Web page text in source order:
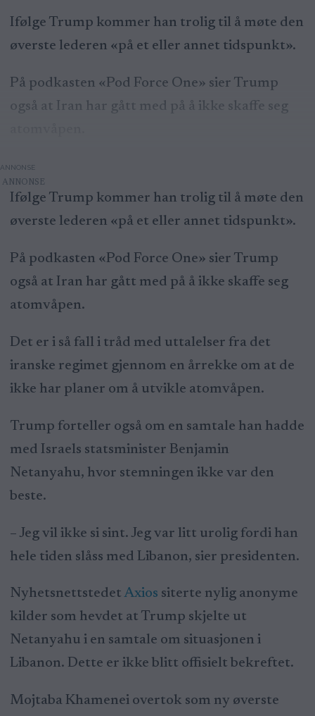
Ifølge Trump kommer han trolig til å møte den
øverste lederen «på et eller annet tidspunkt».
På podkasten «Pod Force One» sier Trump
også at Iran har gått med på å ikke skaffe seg
ANNONSE
Ifølge Trump kommer han trolig til å møte den
øverste lederen «på et eller annet tidspunkt».
På podkasten «Pod Force One» sier Trump
også at Iran har gått med på å ikke skaffe seg
atomvåpen.
Det er i så fall i tråd med uttalelser fra det
iranske regimet gjennom en årrekke om at de
ikke har planer om å utvikle atomvåpen.
Trump forteller også om en samtale han hadde
med Israels statsminister Benjamin
Netanyahu, hvor stemningen ikke var den
beste.
– Jeg vil ikke si sint. Jeg var litt urolig fordi han
hele tiden slåss med Libanon, sier presidenten.
Nyhetsnettstedet Axios siterte nylig anonyme
kilder som hevdet at Trump skjelte ut
Netanyahu i en samtale om situasjonen i
Libanon. Dette er ikke blitt offisielt bekreftet.
Mojtaba Khamenei overtok som ny øverste